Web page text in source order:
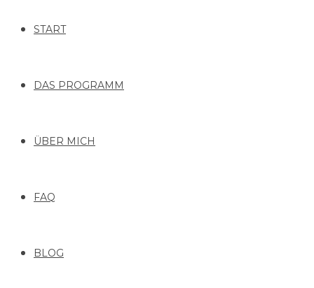
START
DAS PROGRAMM
ÜBER MICH
FAQ
BLOG